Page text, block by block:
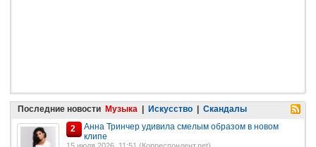
Последние новости Музыка | Искусство | Скандалы
2
Анна Тринчер удивила смелым образом в новом
клипе